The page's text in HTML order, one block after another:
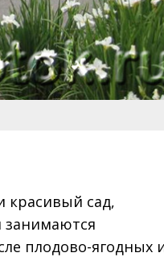
красивый сад,
занимаются
плодово-ягодных